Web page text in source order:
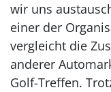
wir uns
einer der
vergleicht die
anderer
Golf-Treffen.